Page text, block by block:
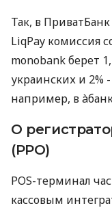
Так, в
LiqPay комиссия
monobank берет
украинских и 2%
например, в
О
(РРО)
POS-терминал
кассовым